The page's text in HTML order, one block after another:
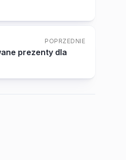
POPRZEDNIE
prezenty dla